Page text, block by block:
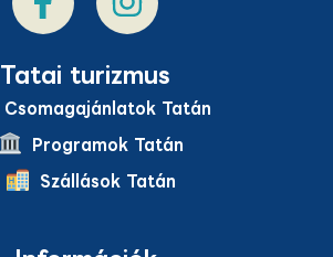
Tatai turizmus
Csomagajánlatok Tatán
Programok Tatán
Szállások Tatán